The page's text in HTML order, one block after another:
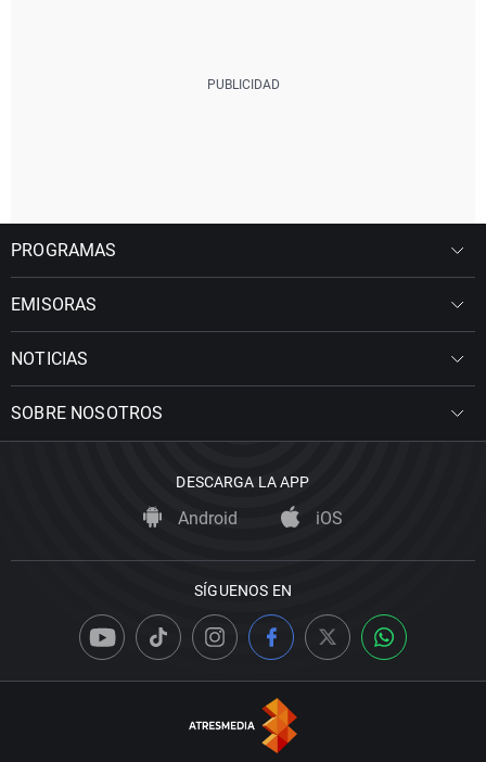
PROGRAMAS
EMISORAS
NOTICIAS
SOBRE NOSOTROS
DESCARGA LA APP
Android iOS
SÍGUENOS EN